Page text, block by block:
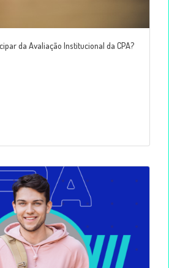
da Avaliação Institucional da CPA?